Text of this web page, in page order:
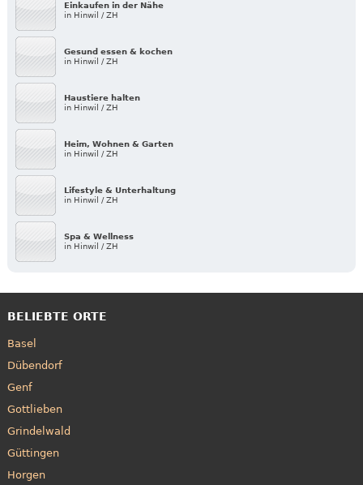
Einkaufen in der Nähe
in Hinwil / ZH
Gesund essen & kochen
in Hinwil / ZH
Haustiere halten
in Hinwil / ZH
Heim, Wohnen & Garten
in Hinwil / ZH
Lifestyle & Unterhaltung
in Hinwil / ZH
Spa & Wellness
in Hinwil / ZH
BELIEBTE ORTE
Basel
Dübendorf
Genf
Gottlieben
Grindelwald
Güttingen
Horgen